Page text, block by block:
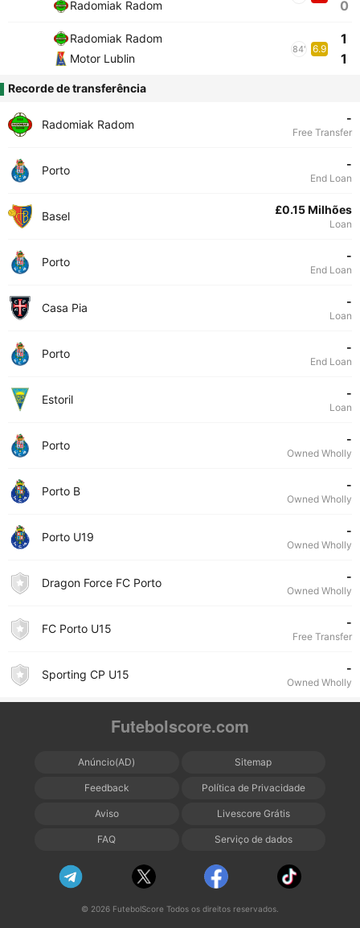
Radomiak Radom
0
Radomiak Radom
Motor Lublin
84' 6.9
1
1
Recorde de transferência
Radomiak Radom -
Free Transfer
Porto -
End Loan
Basel £0.15 Milhões
Loan
Porto -
End Loan
Casa Pia -
Loan
Porto -
End Loan
Estoril -
Loan
Porto -
Owned Wholly
Porto B -
Owned Wholly
Porto U19 -
Owned Wholly
Dragon Force FC Porto -
Owned Wholly
FC Porto U15 -
Free Transfer
Sporting CP U15 -
Owned Wholly
Futebolscore.com
Anúncio(AD) Sitemap
Feedback Política de Privacidade
Aviso Livescore Grátis
FAQ Serviço de dados
© 2026 FutebolScore Todos os direitos reservados.